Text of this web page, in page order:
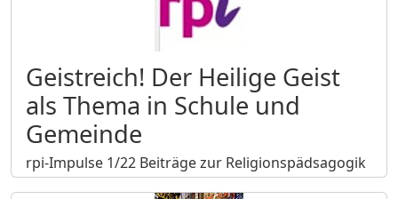
Geistreich! Der Heilige Geist
als Thema in Schule und
Gemeinde
rpi-Impulse 1/22 Beiträge zur Religionspädsagogik